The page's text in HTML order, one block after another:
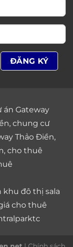
án Gateway
, chung cư
Thảo Điền,
, cho thuê
khu đô thị sala
cho thuê